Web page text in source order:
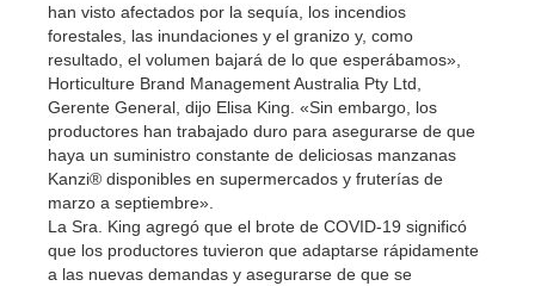
han visto afectados por la sequía, los incendios
forestales, las inundaciones y el granizo y, como
resultado, el volumen bajará de lo que esperábamos»,
Horticulture Brand Management Australia Pty Ltd,
Gerente General, dijo Elisa King. «Sin embargo, los
productores han trabajado duro para asegurarse de que
haya un suministro constante de deliciosas manzanas
Kanzi® disponibles en supermercados y fruterías de
marzo a septiembre».
La Sra. King agregó que el brote de COVID-19 significó
que los productores tuvieron que adaptarse rápidamente
a las nuevas demandas y asegurarse de que se